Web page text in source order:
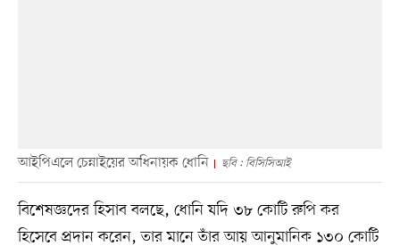
আইপিএলে চেন্নাইয়ের অধিনায়ক ধোনি ছবি : বিসিসিআই
বিশেষজ্ঞদের হিসাব বলছে, ধোনি যদি ৩৮ কোটি রুপি কর
হিসেবে প্রদান করেন, তার মানে তাঁর আয় আনুমানিক ১৩০ কোটি